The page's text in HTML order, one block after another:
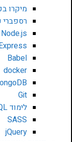
מיקרו
רספברי
Node.js
Babel
docker
Git
לימוד MySQL
SASS
jQuery